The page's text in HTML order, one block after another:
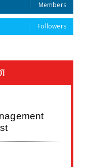
Members
Followers